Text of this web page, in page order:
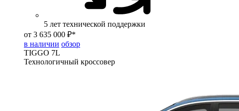
5 лет технической поддержки
от 3 635 000 ₽*
в наличии обзор
TIGGO 7L
Технологичный кроссовер